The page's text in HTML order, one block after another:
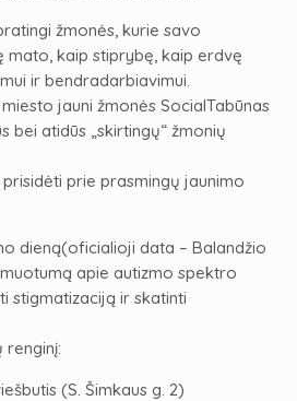
žmonės, kurie savo
kaip stiprybę, kaip erdvę
ir bendradarbiavimui.
jauni žmonės SocialTabūnas
bei atidūs „skirtingų“ žmonių
prie prasmingų jaunimo
dieną(oficialioji data – Balandžio
apie autizmo spektro
stigmatizaciją ir skatinti
renginį:
(S. Šimkaus g. 2)